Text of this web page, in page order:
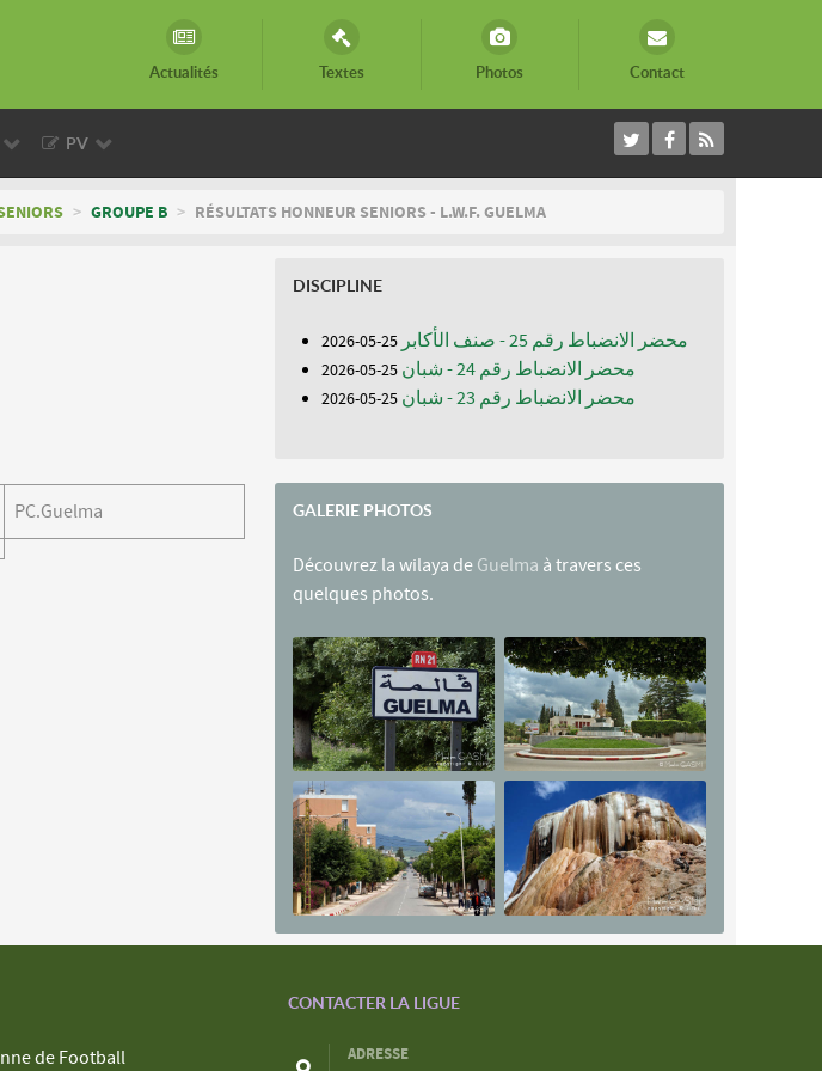
Actualités Textes Photos Contact
PV
> GROUPE B > RÉSULTATS HONNEUR SENIORS - L.W.F. GUELMA
PC.Guelma
DISCIPLINE
محضر الانضباط رقم 25 - صنف الأكابر 25-05-2026
محضر الانضباط رقم 24 - شبان 25-05-2026
محضر الانضباط رقم 23 - شبان 25-05-2026
GALERIE PHOTOS
Découvrez la wilaya de Guelma à travers ces
quelques photos.
de Football
CONTACTER LA LIGUE
ADRESSE